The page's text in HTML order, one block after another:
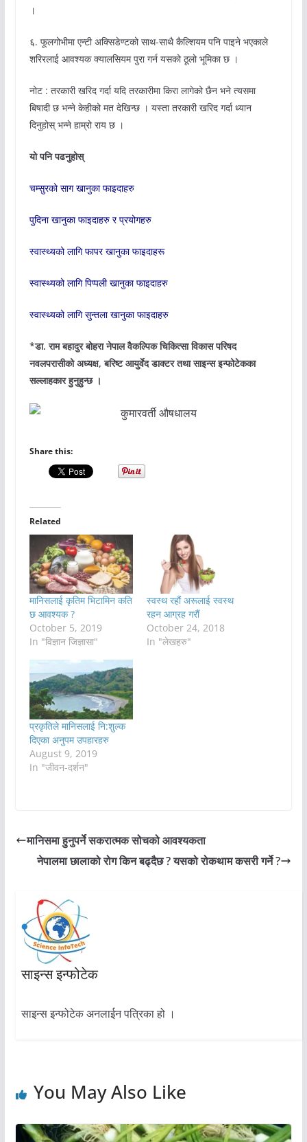
।
६. फूलगोभीमा एन्टी अक्सिडेण्टको साथ-साथै कैल्शियम पनि पाइने भएकाले
शरिरलाई आवश्यक क्यालसियम पुरा गर्न यसको ठूलो भूमिका छ ।
नोट : तरकारी खरिद गर्दा यदि तरकारीमा किरा लागेको छैन भने त्यसमा
बिषादी छ भन्ने केहीको मत देखिन्छ । यस्ता तरकारी खरिद गर्दा ध्यान
दिनुहोस् भन्ने हाम्रो राय छ ।
यो पनि पढनुहोस्
चम्सुरको साग खानुका फाइदाहरु
पुदिना खानुका फाइदाहरु र प्रयोगहरु
स्वास्थ्यको लागि फापर खानुका फाइदाहरू
स्वास्थ्यको लागि पिप्पली खानुका फाइदाहरु
स्वास्थ्यको लागि सुन्तला खानुका फाइदाहरु
*डा. राम बहादुर बोहरा नेपाल वैकल्पिक चिकित्सा विकास परिषद
नवलपरासीको अध्यक्ष, बरिष्ट आयुर्वेद डाक्टर तथा साइन्स इन्फोटेकका
सल्लाहकार हुनुहुन्छ ।
Share this:
Related
मानिसलाई कृतिम भिटामिन कति
छ आवश्यक ?
October 5, 2019
In "विज्ञान जिज्ञासा"
स्वस्थ रहौं अरूलाई स्वस्थ
रहन आग्रह गरौं
October 24, 2018
In "लेखहरु"
प्रकृतिले मानिसलाई नि:शुल्क
दिएका अनुपम उपहारहरु
August 9, 2019
In "जीवन-दर्शन"
मानिसमा हुनुपर्ने सकरात्मक सोचको आवश्यकता
नेपालमा छालाको रोग किन बढ्दैछ ? यसको रोकथाम कसरी गर्ने ?
साइन्स इन्फोटेक
साइन्स इन्फोटेक अनलाईन पत्रिका हो ।
You May Also Like